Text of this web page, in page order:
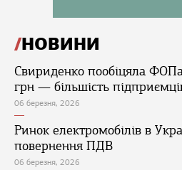
НОВИНИ
Свириденко пообіцяла
грн — більшість
06 березня, 2026
Ринок електромобілів в
повернення ПДВ
06 березня, 2026